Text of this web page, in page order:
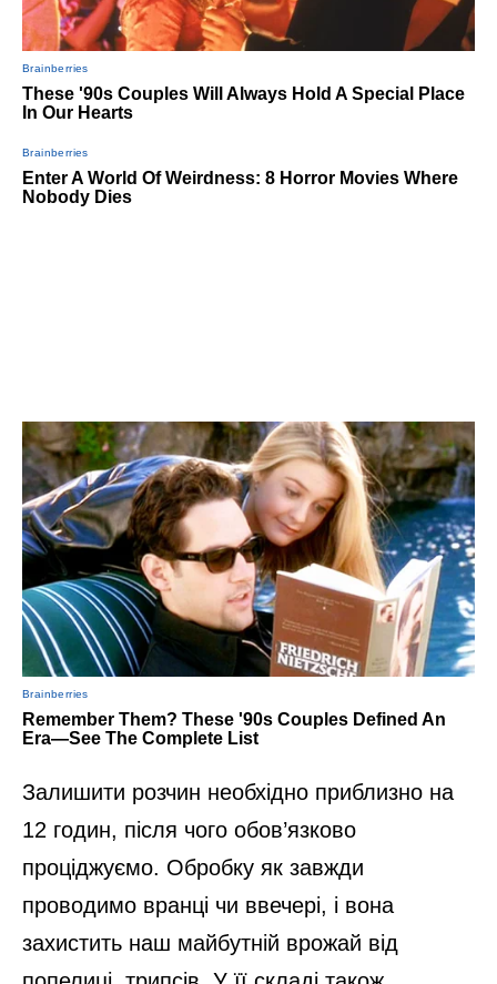
Залишити розчин необхідно приблизно на
12 годин, після чого обов’язково
проціджуємо. Обробку як завжди
проводимо вранці чи ввечері, і вона
захистить наш майбутній врожай від